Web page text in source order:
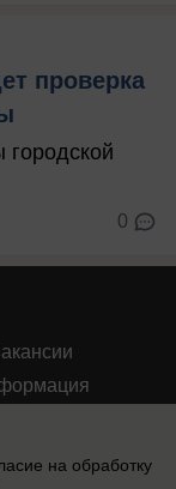
проверка
городской
0
на обработку